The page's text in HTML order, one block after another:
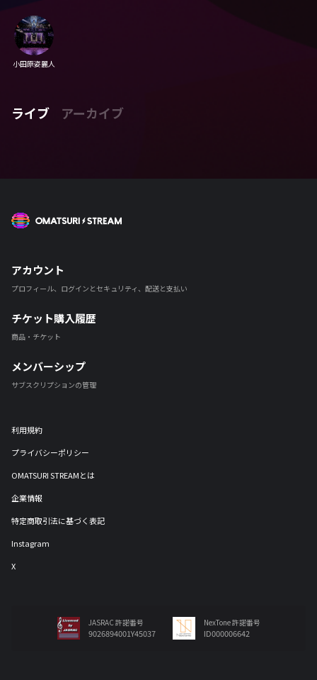
小田原姿麗人
ライブ アーカイブ
アカウント
プロフィール、ログインとセキュリティ、配送と支払い
チケット購入履歴
商品・チケット
メンバーシップ
サブスクリプションの管理
利用規約
プライバシーポリシー
OMATSURI STREAMとは
企業情報
特定商取引法に基づく表記
Instagram
X
JASRAC 許諾番号
9026894001Y45037
NexTone 許諾番号
ID000006642